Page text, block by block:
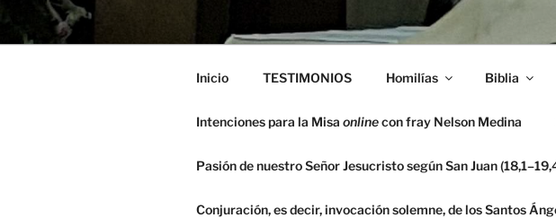
Inicio TESTIMONIOS Homilías Biblia
Intenciones para la Misa onlinecon fray Nelson Medina
Pasión de nuestro Señor Jesucristo según San Juan
Conjuración, es decir, invocación solemne, de los Santos